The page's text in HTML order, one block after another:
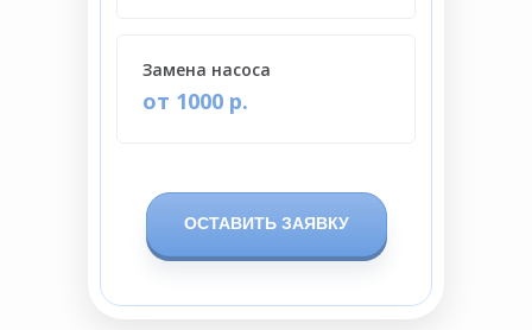
ОСТАВИТЬ ЗАЯВКУ
от 1000 р.
Замена насоса